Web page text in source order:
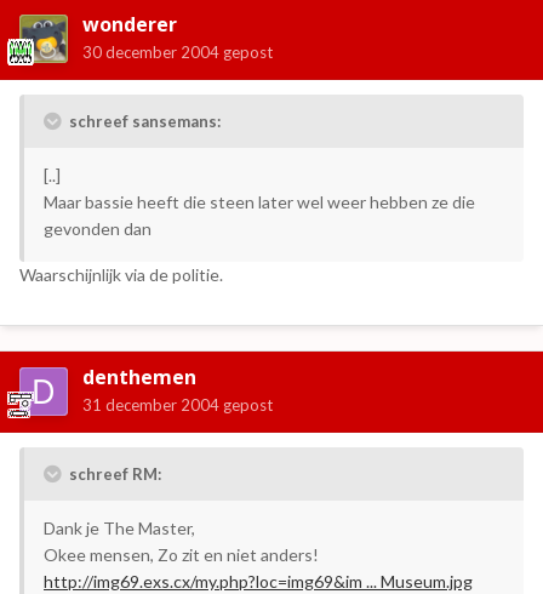
wonderer
30 december 2004 gepost
schreef sansemans:
[..]
Maar bassie heeft die steen later wel weer hebben ze die
gevonden dan
Waarschijnlijk via de politie.
denthemen
31 december 2004 gepost
schreef RM:
Dank je The Master,
Okee mensen, Zo zit en niet anders!
http://img69.exs.cx/my.php?loc=img69&im ... Museum.jpg